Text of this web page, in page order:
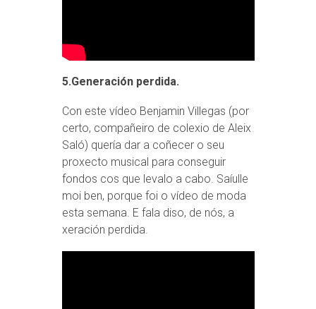
5.Generación perdida.
Con este vídeo Benjamin Villegas (por
certo, compañeiro de colexio de Aleix
Saló) quería dar a coñecer o seu
proxecto musical para conseguir
fondos cos que levalo a cabo. Saíulle
moi ben, porque foi o vídeo de moda
esta semana. E fala diso, de nós, a
xeración perdida.